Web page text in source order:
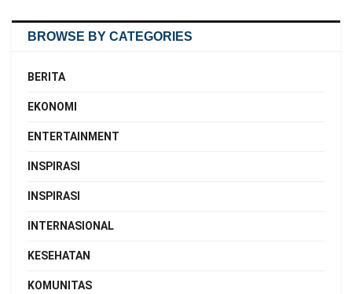
BROWSE BY CATEGORIES
BERITA
EKONOMI
ENTERTAINMENT
INSPIRASI
INSPIRASI
INTERNASIONAL
KESEHATAN
KOMUNITAS